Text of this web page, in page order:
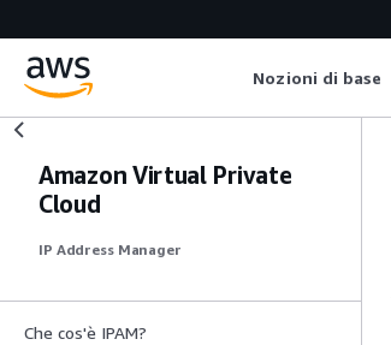
Nozioni di base
Amazon Virtual Private
Cloud
IP Address Manager
Che cos'è IPAM?